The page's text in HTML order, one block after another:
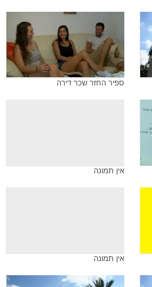
ספיר החזר שכר דירה
אין תמונה
אין תמונה